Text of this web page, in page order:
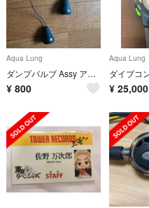
Aqua Lung
ダンプバルブ Assy アクアラングBC用
¥ 800
Aqua Lung
¥ 25,000